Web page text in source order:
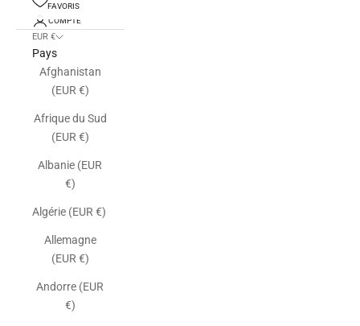
FAVORIS
COMPTE
EUR €
Pays
Afghanistan
(EUR €)
Afrique du Sud
(EUR €)
Albanie (EUR
€)
Algérie (EUR €)
Allemagne
(EUR €)
Andorre (EUR
€)